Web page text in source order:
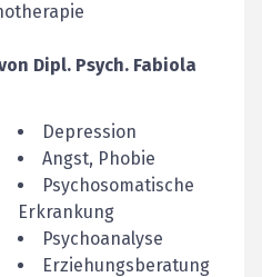
Dipl. Psych. Fabiola
Depression
Angst, Phobie
Psychosomatische
Erkrankung
Psychoanalyse
Erziehungsberatung